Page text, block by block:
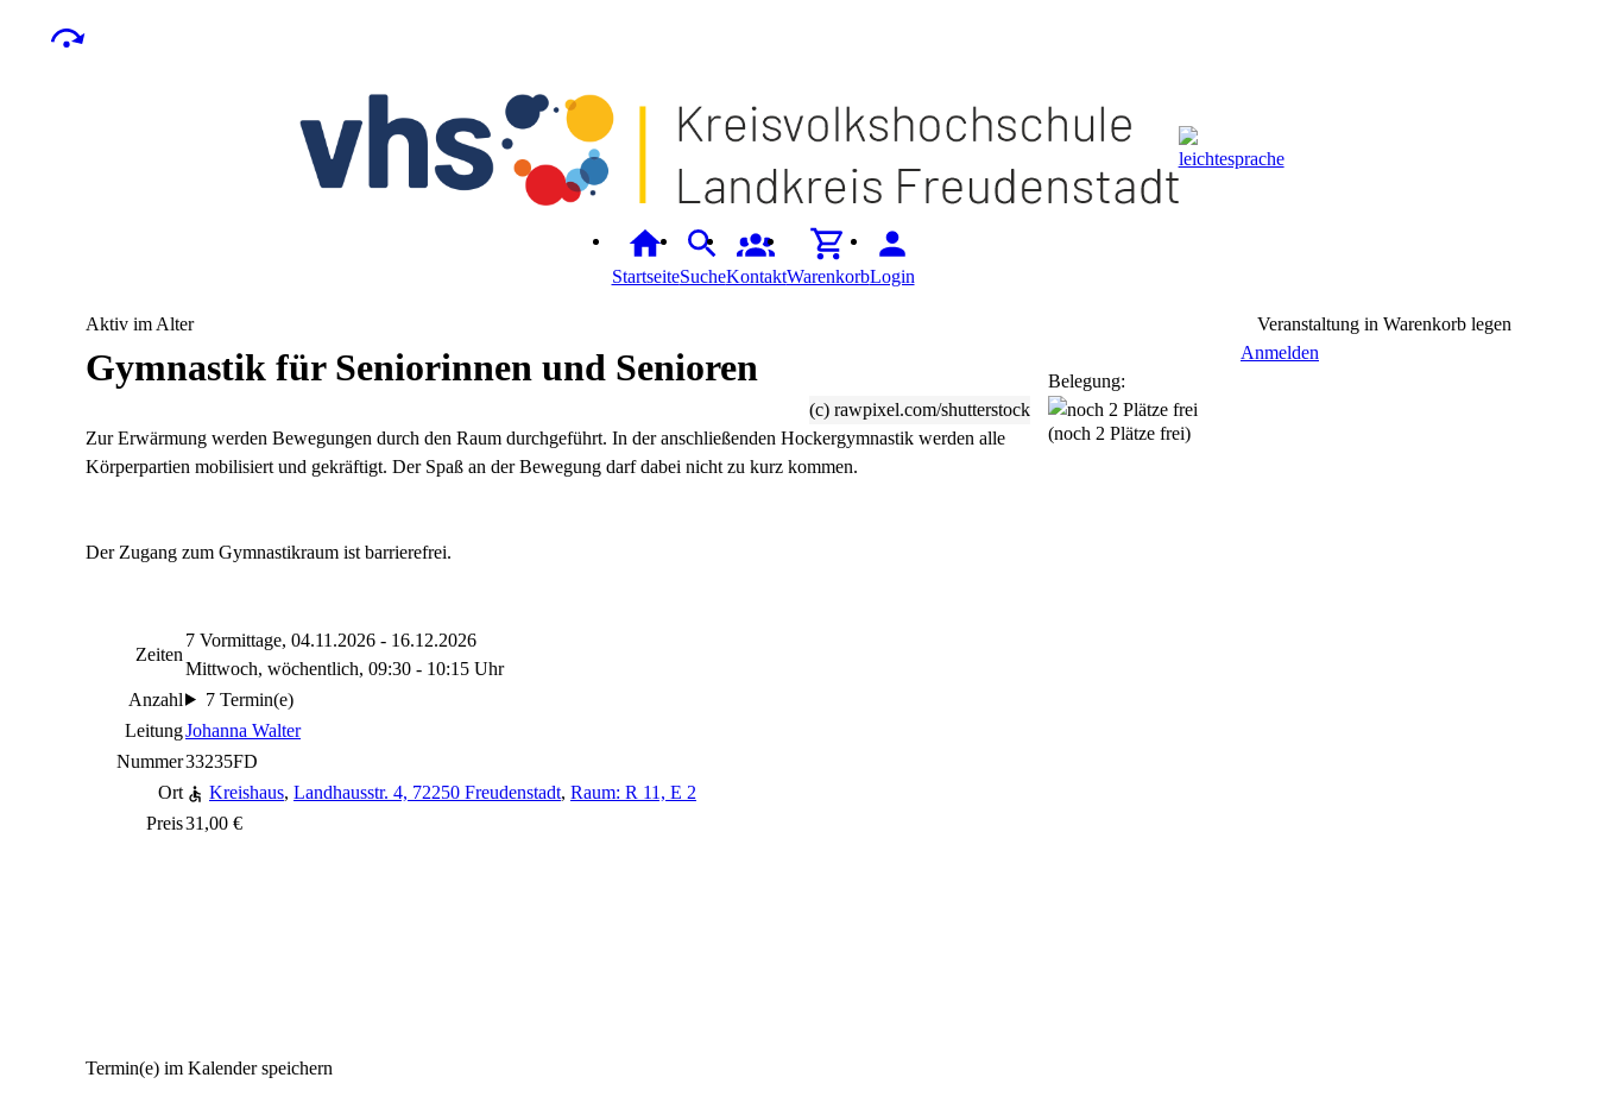
StartseiteSucheKontaktWarenkorbLogin
Aktiv im Alter
Gymnastik für Seniorinnen und Senioren
(c) rawpixel.com/shutterstock
Zur Erwärmung werden Bewegungen durch den Raum durchgeführt. In der anschließenden Hockergymnastik werden alle
Körperpartien mobilisiert und gekräftigt. Der Spaß an der Bewegung darf dabei nicht zu kurz kommen.
Der Zugang zum Gymnastikraum ist barrierefrei.
Zeiten
7 Vormittage, 04.11.2026 - 16.12.2026
Mittwoch, wöchentlich, 09:30 - 10:15 Uhr
Anzahl
7 Termin(e)
LeitungJohanna Walter
Nummer33235FD
Ort
Kreishaus, Landhausstr. 4, 72250 Freudenstadt, Raum: R 11, E 2
Preis31,00 €
Veranstaltung in Warenkorb legen
Anmelden
Belegung:
(noch 2 Plätze frei)
Termin(e) im Kalender speichern